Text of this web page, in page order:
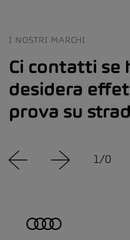
I NOSTRI MARCHI
Ci contatti se
desidera
prova su
1/0